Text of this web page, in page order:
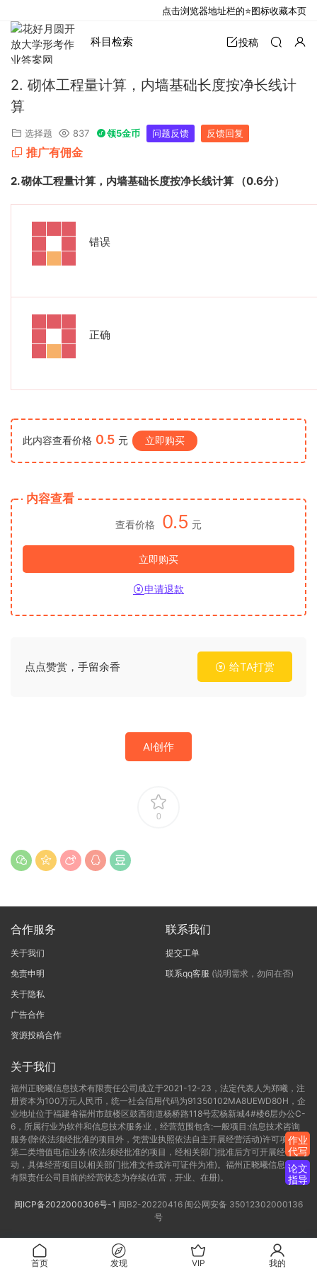
科目检索 投稿
2. 砌体工程量计算，内墙基础长度按净长线计
算
选择题 837 领5金币 问题反馈 反馈回复
推广有佣金
2.砌体工程量计算，内墙基础长度按净长线计算 （0.6分）
错误
正确
此内容查看价格 0.5 元 立即购买
内容查看
查看价格 0.5 元
立即购买
申请退款
点点赞赏，手留余香 给TA打赏
AI创作
0
合作服务
关于我们
免责申明
关于隐私
广告合作
资源投稿合作
联系我们
提交工单
联系qq客服 (说明需求，勿问在否)
关于我们
福州正晓曦信息技术有限责任公司成立于2021-12-23，法定代表人为郑曦，注
册资本为100万元人民币，统一社会信用代码为91350102MA8UEWD80H，企
业地址位于福建省福州市鼓楼区鼓西街道杨桥路118号宏杨新城4#楼6层办公C-
6，所属行业为软件和信息技术服务业，经营范围包含:一般项目:信息技术咨询
服务(除依法须经批准的项目外，凭营业执照依法自主开展经营活动)许可项目:
第二类增值电信业务(依法须经批准的项目，经相关部门批准后方可开展经营活
动，具体经营项目以相关部门批准文件或许可证件为准)。福州正晓曦信息技术
有限责任公司目前的经营状态为存续(在营，开业、在册)。
闽ICP备2022000306号-1 闽B2-20220416 闽公网安备 35012302000136
号
点击浏览器地址栏的⭐图标收藏本页
作业
代写
论文
指导
首页 发现 VIP 我的